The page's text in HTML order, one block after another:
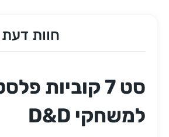
חוות דעת
סט 7 קוביות
למשחקי D&D